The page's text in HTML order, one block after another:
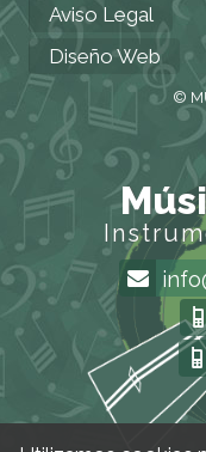
Aviso Legal
Diseño Web
©